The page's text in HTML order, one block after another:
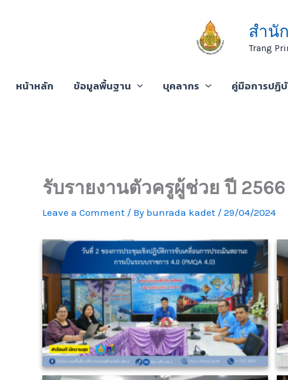
สำนั
Trang
หน้าหลัก ข้อมูลพื้นฐาน บุคลากร คู่มือการปฏิ
รับรายงานตัวครูผู้ช่วย ปี
Leave a Comment / By bunrada kadet / 29/04/2024